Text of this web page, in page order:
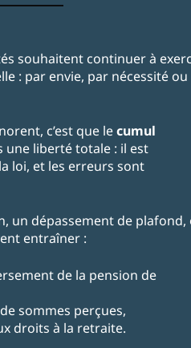
souhaitent continuer à
: par envie, par nécessité ou
c’est que lecumul
une liberté totale : il est
loi, et les erreurs sont
un dépassement de plafond,
entraîner :
de la pension de
sommes perçues,
droits à la retraite.